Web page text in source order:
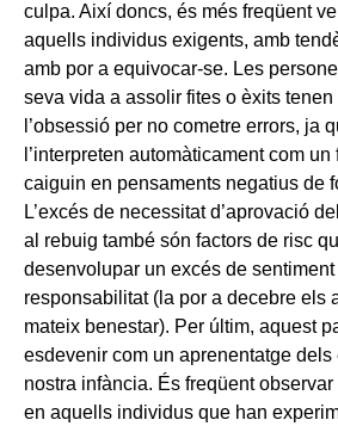
culpa. Així doncs, és més freqüent
aquells individus exigents, amb
amb por a equivocar-se. Les
seva vida a assolir fites o èxits
l’obsessió per no cometre errors, ja
l’interpreten automàticament com
caiguin en pensaments negatius de
L’excés de necessitat d’aprovació
al rebuig també són factors de risc
desenvolupar un excés de
responsabilitat (la por a decebre els
mateix benestar). Per últim, aquest
esdevenir com un aprenentatge
nostra infància. És freqüent
en aquells individus que han